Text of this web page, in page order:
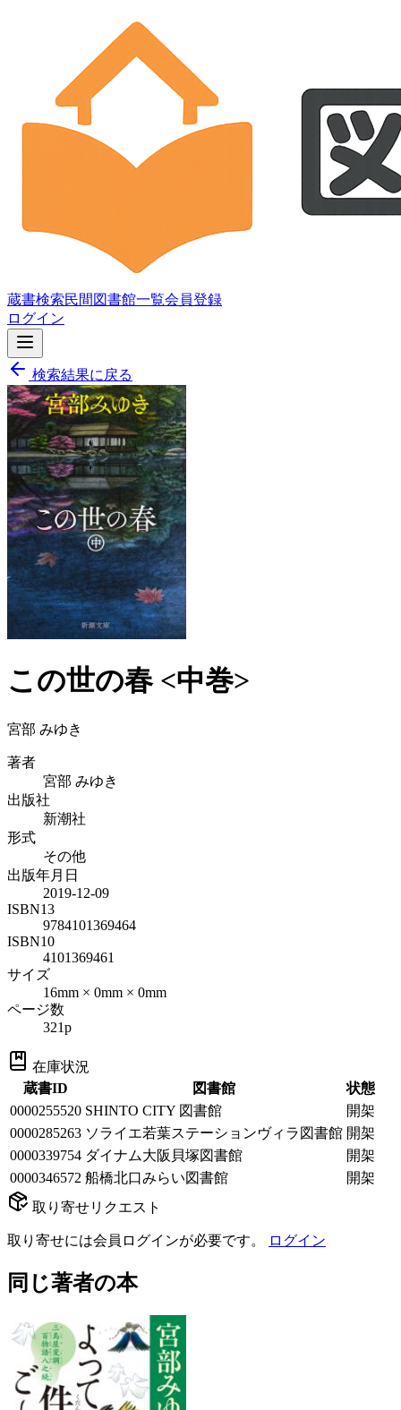
蔵書検索民間図書館一覧会員登録
ログイン
検索結果に戻る
この世の春 <中巻>
宮部 みゆき
著者
宮部 みゆき
出版社
新潮社
形式
その他
出版年月日
2019-12-09
ISBN13
9784101369464
ISBN10
4101369461
サイズ
16mm × 0mm × 0mm
ページ数
321p
在庫状況
蔵書ID
図書館
状態
0000255520 SHINTO CITY 図書館
開架
0000285263 ソライエ若葉ステーションヴィラ図書館 開架
0000339754 ダイナム大阪貝塚図書館
開架
0000346572 船橋北口みらい図書館
開架
取り寄せリクエスト
取り寄せには会員ログインが必要です。 ログイン
同じ著者の本